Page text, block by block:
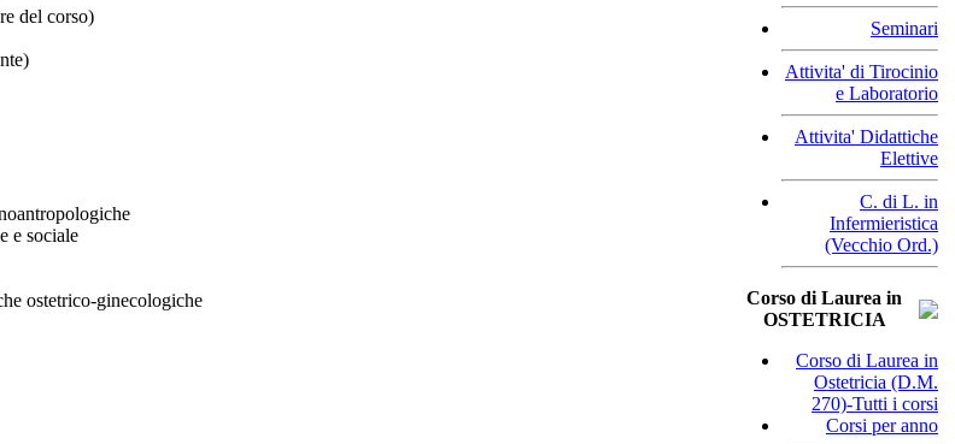
del corso)
e sociale
ostetrico-ginecologiche
Seminari
Attivita' di Tirocinio
e Laboratorio
Attivita' Didattiche
Elettive
C. di L. in
Infermieristica
(Vecchio Ord.)
Corso di Laurea in
OSTETRICIA
Corso di Laurea in
Ostetricia (D.M.
270)-Tutti i corsi
Corsi per anno